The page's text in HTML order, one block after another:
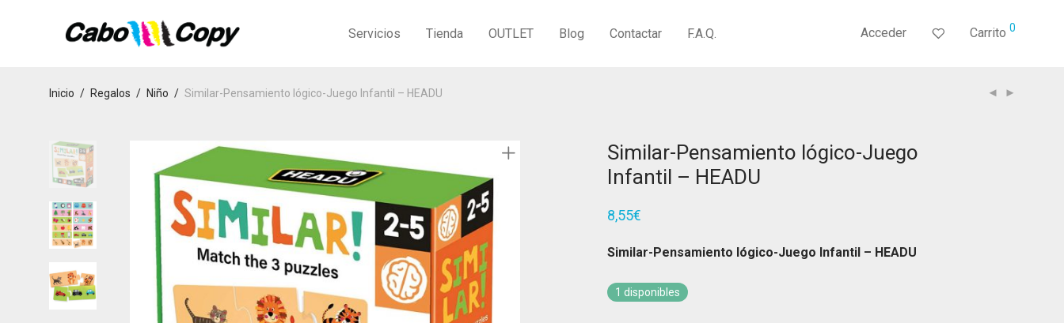
Servicios Tienda OUTLET Blog Contactar F.A.Q. Acceder Carrito 0
Inicio / Regalos / Niño / Similar-Pensamiento lógico-Juego Infantil – HEADU
Similar-Pensamiento lógico-Juego
Infantil – HEADU
8,55€
Similar-Pensamiento lógico-Juego Infantil – HEADU
1 disponibles